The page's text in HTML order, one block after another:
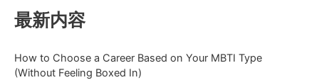
最新内容
How to Choose a Career Based on Your MBTI Type
(Without Feeling Boxed In)